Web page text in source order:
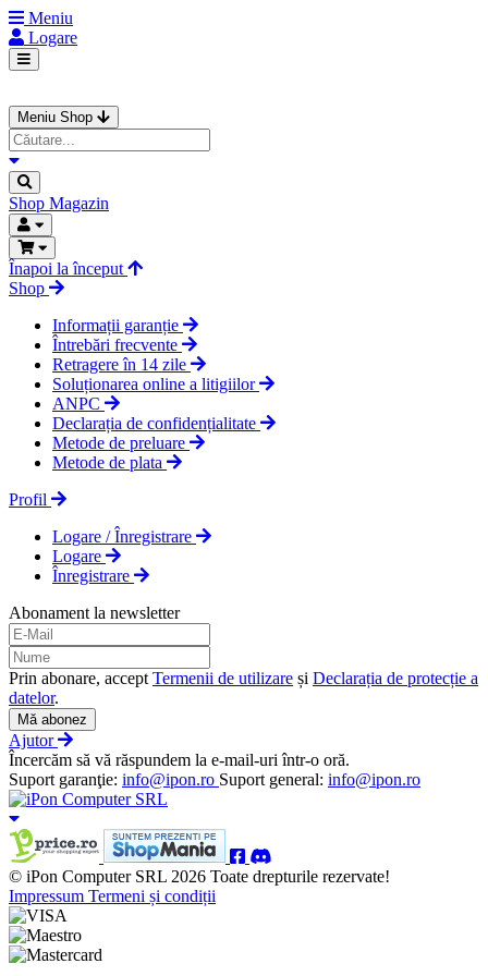
Meniu
Logare
Meniu Shop
Shop Magazin
Înapoi la început
Shop
Informații garanție
Întrebări frecvente
Retragere în 14 zile
Soluționarea online a litigiilor
ANPC
Declarația de confidențialitate
Metode de preluare
Metode de plata
Profil
Logare / Înregistrare
Logare
Înregistrare
Abonament la newsletter
Prin abonare, accept Termenii de utilizare și Declarația de protecție a
datelor.
Mă abonez
Ajutor
Încercăm să vă răspundem la e-mail-uri într-o oră.
Suport garanţie: info@ipon.ro Suport general: info@ipon.ro
© iPon Computer SRL 2026 Toate drepturile rezervate!
Impressum Termeni și condiții